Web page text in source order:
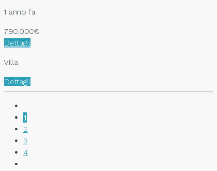
1 anno fa
790.000€
Dettagli
Villa
Dettagli
1
2
3
4